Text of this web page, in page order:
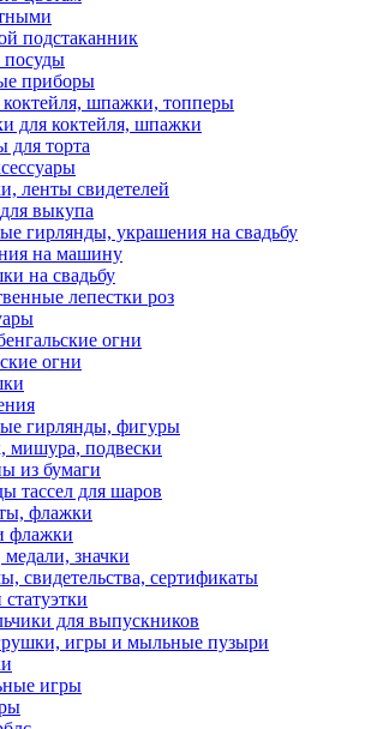
подстаканник
приборы
коктейля, шпажки, топперы
для коктейля, шпажки
для торта
ленты свидетелей
выкупа
гирлянды, украшения на свадьбу
на машину
на свадьбу
лепестки роз
огни
огни
гирлянды, фигуры
мишура, подвески
из бумаги
тассел для шаров
флажки
флажки
значки
свидетельства, сертификаты
для выпускников
игры и мыльные пузыри
игры